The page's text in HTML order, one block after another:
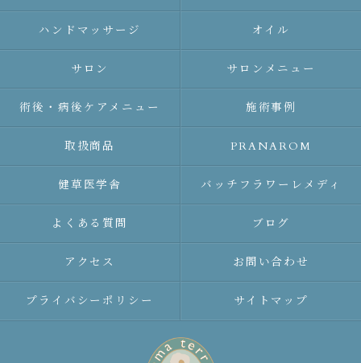
ハンドマッサージ オイル
サロン サロンメニュー
術後・病後ケアメニュー 施術事例
取扱商品 PRANAROM
健草医学舎 バッチフラワーレメディ
よくある質問 ブログ
アクセス お問い合わせ
プライバシーポリシー サイトマップ